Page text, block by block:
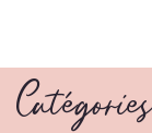
Catégories